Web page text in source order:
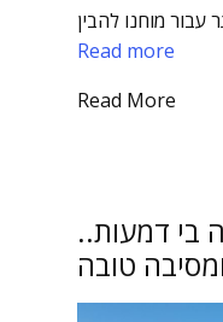
עבור מוחנו להבין
Read more
Read More
בי דמעות..
ומסיבה טובה